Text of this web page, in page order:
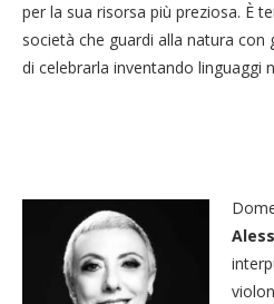
per la sua risorsa più preziosa. È
società che guardi alla natura con
di celebrarla inventando linguaggi